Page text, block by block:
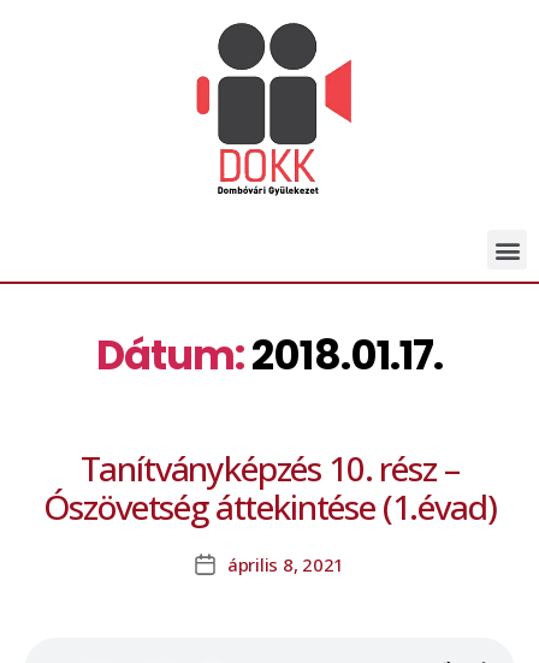
Dátum:2018.01.17.
Tanítványképzés 10. rész –
Ószövetség áttekintése (1.évad)
április 8, 2021